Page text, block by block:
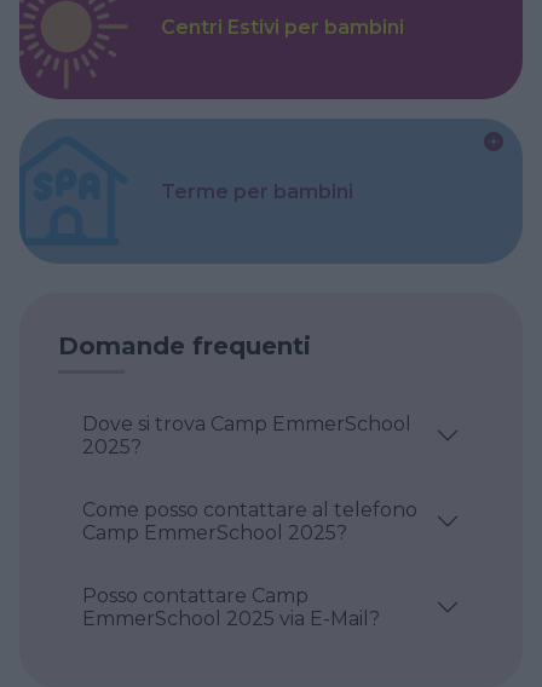
Centri Estivi per bambini
Terme per bambini
Domande frequenti
Dove si trova Camp EmmerSchool
2025?
Come posso contattare al telefono
Camp EmmerSchool 2025?
Posso contattare Camp
EmmerSchool 2025 via E-Mail?